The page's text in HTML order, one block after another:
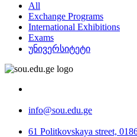
All
Exchange Programs
International Exhibitions
Exams
უნივერსიტეტი
info@sou.edu.ge
61 Politkovskaya street,